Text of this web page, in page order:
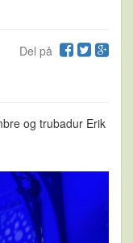
Del på
og trubadur Erik